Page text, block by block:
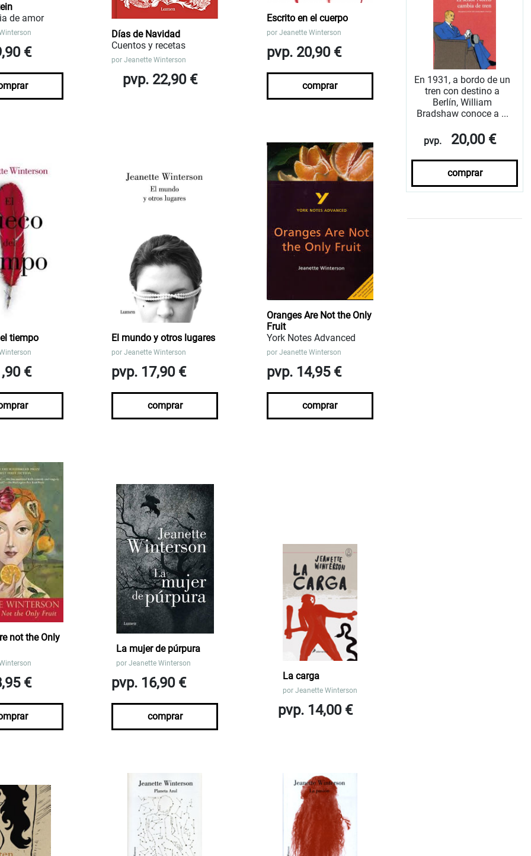
de amor
€
Días de Navidad
Cuentos y recetas
porJeanette Winterson
pvp. 22,90 €
Escrito en el cuerpo
por Jeanette Winterson
pvp. 20,90 €
comprar
tiempo
€
El mundo y otros lugares
porJeanette Winterson
pvp. 17,90 €
comprar
Oranges Are Not the Only
Fruit
York Notes Advanced
por Jeanette Winterson
pvp. 14,95 €
comprar
not the Only
€
La mujer de púrpura
por Jeanette Winterson
pvp. 16,90 €
comprar
La carga
por Jeanette Winterson
pvp. 14,00 €
En 1931, a bordo de un
tren con destino a
Berlín, William
Bradshaw conoce a ...
pvp. 20,00 €
comprar